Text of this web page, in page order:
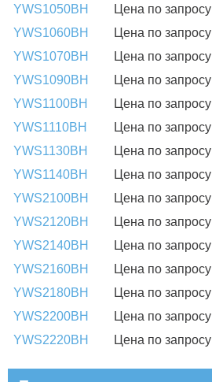
YWS1050BH
Цена по запросу
YWS1060BH
Цена по запросу
YWS1070BH
Цена по запросу
YWS1090BH
Цена по запросу
YWS1100BH
Цена по запросу
YWS1110BH
Цена по запросу
YWS1130BH
Цена по запросу
YWS1140BH
Цена по запросу
YWS2100BH
Цена по запросу
YWS2120BH
Цена по запросу
YWS2140BH
Цена по запросу
YWS2160BH
Цена по запросу
YWS2180BH
Цена по запросу
YWS2200BH
Цена по запросу
YWS2220BH
Цена по запросу